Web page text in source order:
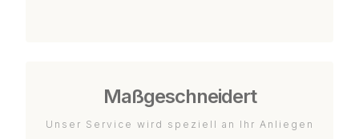
Maßgeschneidert
Unser Service wird speziell an Ihr Anliegen